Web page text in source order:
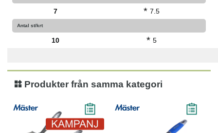
7 * 7.5
Antal st/krt
10 * 5
Produkter från samma kategori